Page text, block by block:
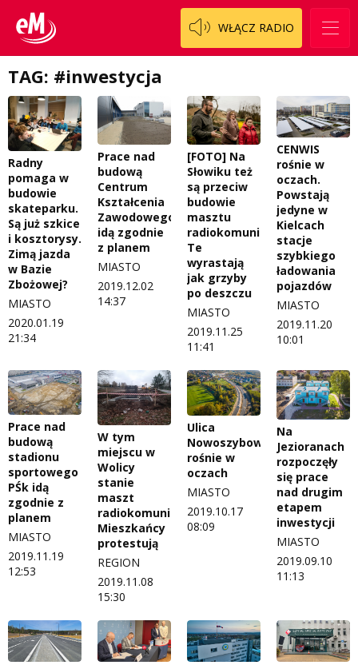
WŁĄCZ RADIO
Weekend z blondynką
W starych Kielcach
Wszystko w temacie
Polityka prywatności
ZNAJDZIESZ NAS TAKŻE NA
TAG: #inwestycja
Radny
pomaga w
budowie
skateparku.
Są już szkice
i kosztorysy.
Zimą jazda
w Bazie
Zbożowej?
MIASTO
2020.01.19
21:34
Prace nad
budową
Centrum
Kształcenia
Zawodowego
idą zgodnie
z planem
MIASTO
2019.12.02
14:37
[FOTO] Na
Słowiku też
są przeciw
budowie
masztu
radiokomunikacyjnego.
Te
wyrastają
jak grzyby
po deszczu
MIASTO
2019.11.25
11:41
CENWIS
rośnie w
oczach.
Powstają
jedyne w
Kielcach
stacje
szybkiego
ładowania
pojazdów
MIASTO
2019.11.20
10:01
Prace nad
budową
stadionu
sportowego
PŚk idą
zgodnie z
planem
MIASTO
2019.11.19
12:53
W tym
miejscu w
Wolicy
stanie
maszt
radiokomunikacyjny.
Mieszkańcy
protestują
REGION
2019.11.08
15:30
Ulica
Nowoszybowcowa
rośnie w
oczach
MIASTO
2019.10.17
08:09
Na
Jezioranach
rozpoczęły
się prace
nad drugim
etapem
inwestycji
MIASTO
2019.09.10
11:13